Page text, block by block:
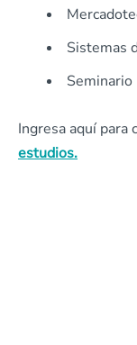
Sistemas
Ingresa aquí para
estudios.